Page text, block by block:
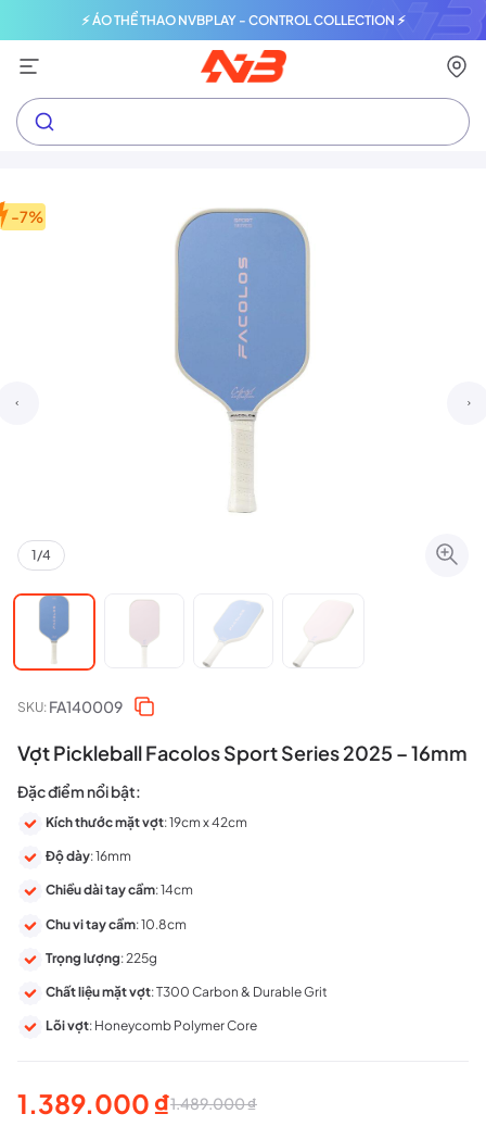
⚡ ÁO THỂ THAO NVBPLAY - CONTROL COLLECTION ⚡
-7%
1/4
SKU: FA140009
Vợt Pickleball Facolos Sport Series 2025 – 16mm
Đặc điểm nổi bật:
Kích thước mặt vợt: 19cm x 42cm
Độ dày: 16mm
Chiều dài tay cầm: 14cm
Chu vi tay cầm: 10.8cm
Trọng lượng: 225g
Chất liệu mặt vợt: T300 Carbon & Durable Grit
Lõi vợt: Honeycomb Polymer Core
1.489.000₫
Giá
1.389.000 ₫
Giá